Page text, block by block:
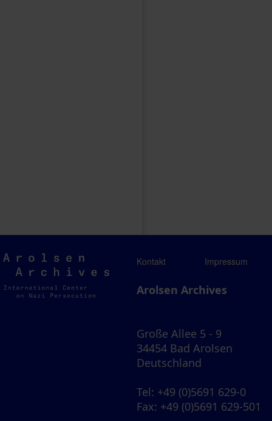
Arolsen
Archives
Kontakt Impressum
Arolsen Archives
Große Allee 5 - 9
34454 Bad Arolsen
Deutschland
Tel: +49 (0)5691 629-0
Fax: +49 (0)5691 629-501